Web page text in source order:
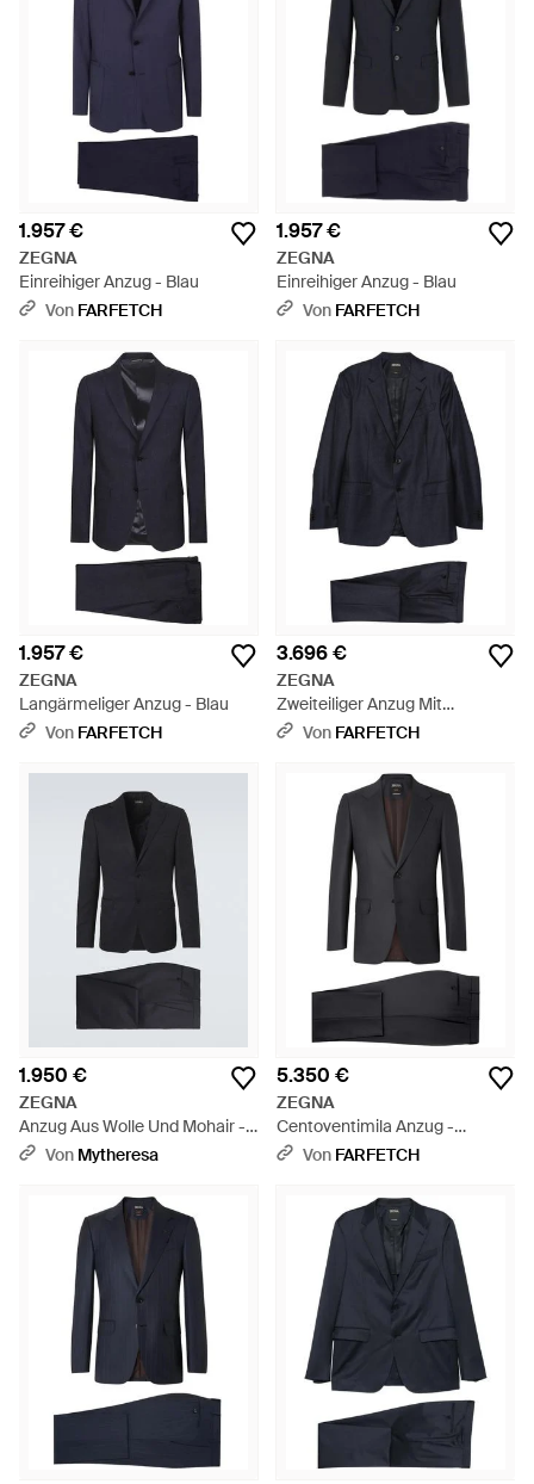
1.957 €
ZEGNA
Einreihiger Anzug - Blau
Von FARFETCH
1.957 €
ZEGNA
Einreihiger Anzug - Blau
Von FARFETCH
1.957 €
ZEGNA
Langärmeliger Anzug - Blau
Von FARFETCH
3.696 €
ZEGNA
Zweiteiliger Anzug Mit
Nadelstreifen - Blau
Von FARFETCH
1.950 €
ZEGNA
Anzug Aus Wolle Und Mohair -
Schwarz
Von Mytheresa
5.350 €
ZEGNA
Centoventimila Anzug -
Schwarz
Von FARFETCH